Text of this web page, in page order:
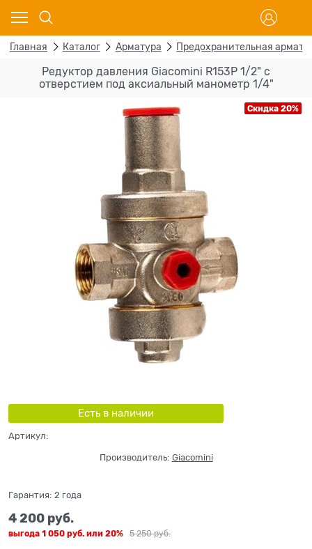
Главная Каталог Арматура Предохранительная
Редуктор давления Giacomini R153P 1/2" с
отверстием под аксиальный манометр 1/4"
Скидка 20%
Есть в наличии
Артикул:
Производитель: Giacomini
Гарантия: 2 года
5 250 руб.
4 200 руб.
выгода 1 050 руб. или 20%